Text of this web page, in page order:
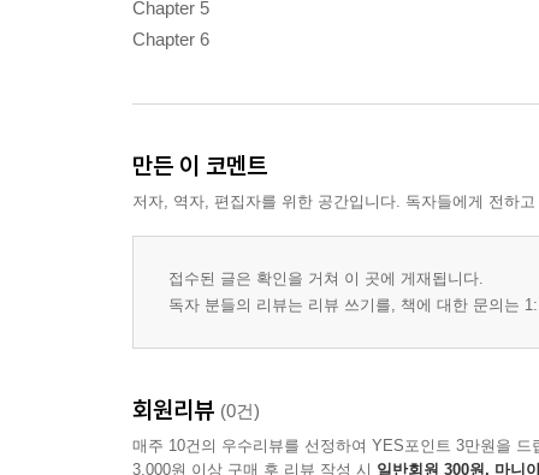
Chapter 5
Chapter 6
만든 이 코멘트
저자, 역자, 편집자를 위한 공간입니다. 독자들에게 전하
접수된 글은 확인을 거쳐 이 곳에 게재됩니다.
독자 분들의 리뷰는 리뷰 쓰기를, 책에 대한 문의는
회원리뷰 (0건)
매주 10건의 우수리뷰를 선정하여 YES포인트 3만원을 드
3,000원 이상 구매 후 리뷰 작성 시 일반회원 300원, 마니